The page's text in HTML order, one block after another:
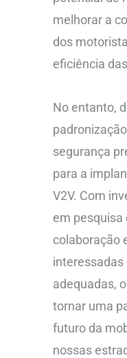
melhorar a
dos
eficiência
No entanto,
segurança
para a
V2V. Com
em pesquisa
colaboração
adequadas,
tornar uma
futuro da
nossas